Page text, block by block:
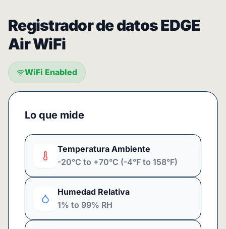
Registrador de datos EDGE
Air WiFi
WiFi Enabled
Lo que mide
Temperatura Ambiente
-20°C to +70°C (-4°F to 158°F)
Humedad Relativa
1% to 99% RH